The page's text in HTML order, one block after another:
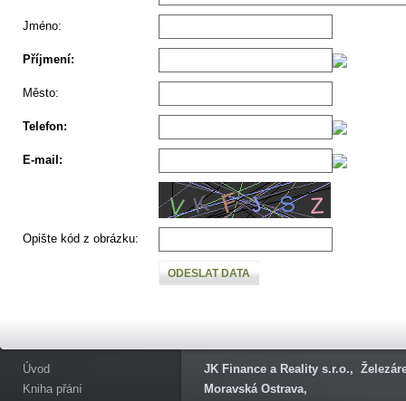
Jméno:
Příjmení:
Město:
Telefon:
E-mail:
Opište kód z obrázku:
ODESLAT DATA
Úvod
Kniha přání
JK Finance a Reality s.r.o.,
Moravská Ostrava,